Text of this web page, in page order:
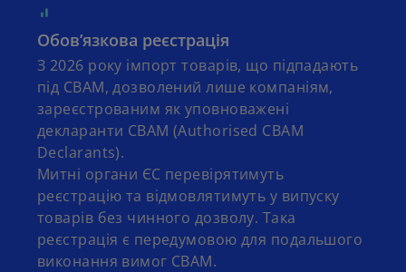
Обов’язкова реєстрація
З 2026 року імпорт товарів, що підпадають
під CBAM, дозволений лише компаніям,
зареєстрованим як уповноважені
декларанти CBAM (Authorised CBAM
Declarants).
Митні органи ЄС перевірятимуть
реєстрацію та відмовлятимуть у випуску
товарів без чинного дозволу. Така
реєстрація є передумовою для подальшого
виконання вимог CBAM.